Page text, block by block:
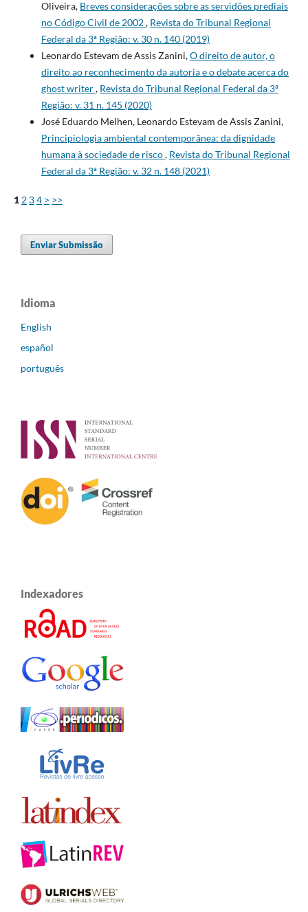
Oliveira, Breves considerações sobre as servidões prediais
no Código Civil de 2002, Revista do Tribunal Regional
Federal da 3ª Região: v. 30 n. 140 (2019)
Leonardo Estevam de Assis Zanini,O direito de autor, o
direito ao reconhecimento da autoria e o debate acerca do
ghost writer, Revista do Tribunal Regional Federal da 3ª
Região: v. 31 n. 145 (2020)
José Eduardo Melhen, Leonardo Estevam de Assis Zanini,
Principiologia ambiental contemporânea: da dignidade
humana à sociedade de risco, Revista do Tribunal Regional
Federal da 3ª Região: v. 32 n. 148 (2021)
1 2 34 > >>
Enviar Submissão
Idioma
English
español
português
Indexadores